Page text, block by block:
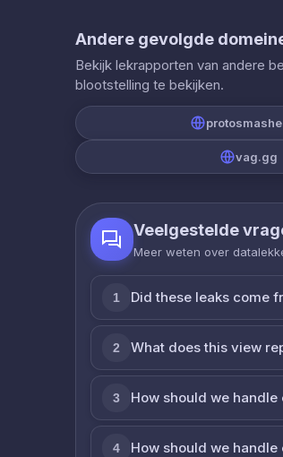
Andere gevolgde
Bekijk lekrapporten van andere
blootstelling te bekijken.
vag.gg
Veelgestelde
Meer weten over
1 Did these leaks come
2 What does this view
3 How should we
4 How should we